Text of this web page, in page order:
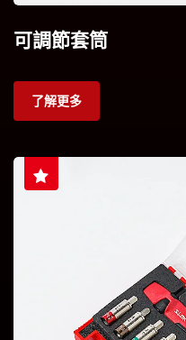
可調節套筒
了解更多